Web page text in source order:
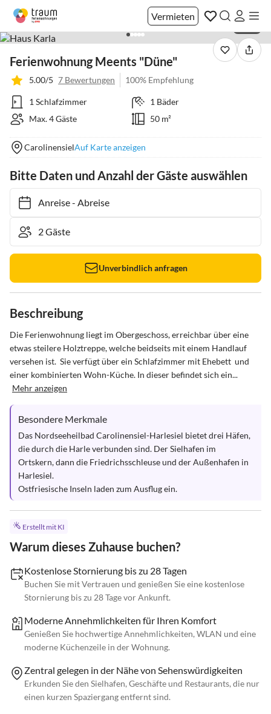
Vermieten
Ferienwohnung Meents "Düne"
5.00/5 7 Bewertungen 100% Empfehlung
1 Schlafzimmer
1 Bäder
Max. 4 Gäste
50 m²
CarolinensielAuf Karte anzeigen
Bitte Daten und Anzahl der Gäste auswählen
Anreise- Abreise
Unverbindlich anfragen
Beschreibung
Die Ferienwohnung liegt im Obergeschoss, erreichbar über eine
etwas steilere Holztreppe, welche beidseits mit einem Handlauf
versehen ist.  Sie verfügt über ein Schlafzimmer mit Ehebett  und
einer kombinierten Wohn-Küche. In dieser befindet sich ein...
Mehr anzeigen
Besondere Merkmale
Das Nordseeheilbad Carolinensiel-Harlesiel bietet drei Häfen,
die durch die Harle verbunden sind. Der Sielhafen im
Ortskern, dann die Friedrichsschleuse und der Außenhafen in
Harlesiel.
Ostfriesische Inseln laden zum Ausflug ein.
Erstellt mit KI
Warum dieses Zuhause buchen?
Kostenlose Stornierung bis zu 28 Tagen
Buchen Sie mit Vertrauen und genießen Sie eine kostenlose
Stornierung bis zu 28 Tage vor Ankunft.
Moderne Annehmlichkeiten für Ihren Komfort
Genießen Sie hochwertige Annehmlichkeiten, WLAN und eine
moderne Küchenzeile in der Wohnung.
Zentral gelegen in der Nähe von Sehenswürdigkeiten
Erkunden Sie den Sielhafen, Geschäfte und Restaurants, die nur
einen kurzen Spaziergang entfernt sind.